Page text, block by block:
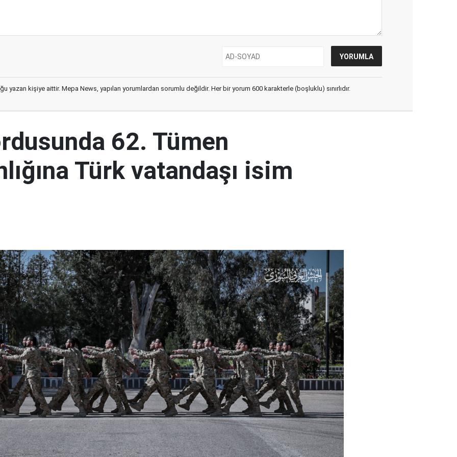
yazan kişiye aittir. Mepa News, yapılan yorumlardan sorumlu değildir. Her bir yorum 600 karakterle (boşluklu) sınırlıdır.
62. Tümen
Türk vatandaşı isim